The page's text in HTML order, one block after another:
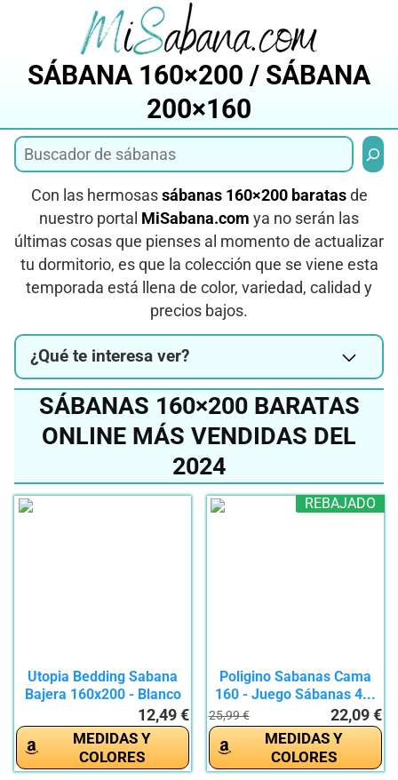
SÁBANA 160×200 / SÁBANA
200×160
Con las hermosassábanas 160×200 baratasde
nuestro portal MiSabana.com ya no serán las
últimas cosas que pienses al momento de actualizar
tu dormitorio, es que la colección que se viene esta
temporada está llena de color, variedad, calidad y
precios bajos.
¿Qué te interesa ver?
SÁBANAS 160×200 BARATAS
ONLINE MÁS VENDIDAS DEL
2024
Utopia Bedding Sabana
Bajera 160x200 - Blanco
12,49 €
MEDIDAS Y
COLORES
REBAJADO
Poligino Sabanas Cama
160 - Juego Sábanas 4...
25,99 € 22,09 €
MEDIDAS Y
COLORES